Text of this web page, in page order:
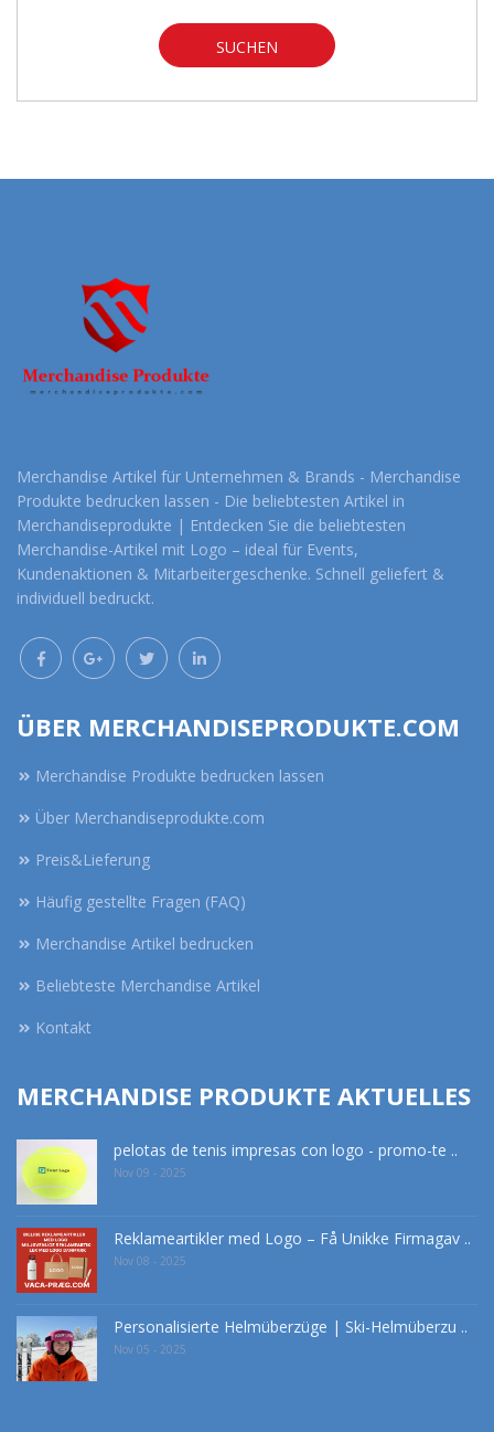
SUCHEN
Merchandise Artikel für Unternehmen & Brands - Merchandise
Produkte bedrucken lassen - Die beliebtesten Artikel in
Merchandiseprodukte | Entdecken Sie die beliebtesten
Merchandise-Artikel mit Logo – ideal für Events,
Kundenaktionen & Mitarbeitergeschenke. Schnell geliefert &
individuell bedruckt.
ÜBER MERCHANDISEPRODUKTE.COM
Merchandise Produkte bedrucken lassen
Über Merchandiseprodukte.com
Preis&Lieferung
Häufig gestellte Fragen (FAQ)
Merchandise Artikel bedrucken
Beliebteste Merchandise Artikel
Kontakt
MERCHANDISE PRODUKTE AKTUELLES
pelotas de tenis impresas con logo - promo-te ..
Nov 09 - 2025
Reklameartikler med Logo – Få Unikke Firmagav ..
Nov 08 - 2025
Personalisierte Helmüberzüge | Ski-Helmüberzu ..
Nov 05 - 2025